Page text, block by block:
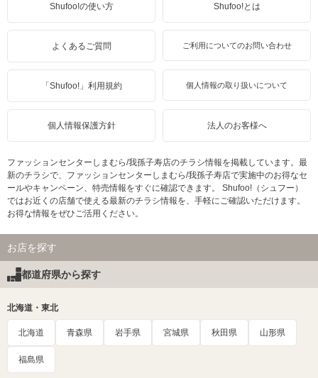
Shufoo!の使い方 Shufoo!とは
よくあるご質問 ご利用についてのお問い合わせ
「Shufoo!」利用規約 個人情報の取り扱いについて
個人情報保護方針 法人のお客様へ
ファッションセンターしまむら/我孫子寿店のチラシ情報を掲載しています。最
新のチラシで、ファッションセンターしまむら/我孫子寿店で実施中のお得なセ
ールやキャンペーン、特売情報をすぐに確認できます。 Shufoo!（シュフー）
ではお近くの店舗で使える最新のチラシ情報を、手軽にご確認いただけます。
お得な情報をぜひご活用ください。
お店を探す
都道府県から探す
北海道・東北
北海道 青森県 岩手県 宮城県 秋田県 山形県
福島県